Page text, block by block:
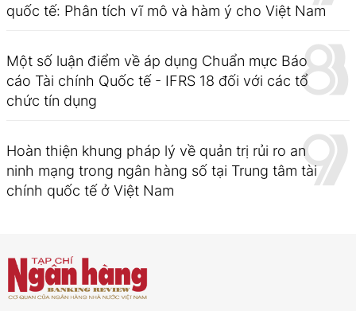
quốc tế: Phân tích vĩ mô và hàm ý cho Việt Nam
Một số luận điểm về áp dụng Chuẩn mực Báo
cáo Tài chính Quốc tế - IFRS 18 đối với các tổ
chức tín dụng
Hoàn thiện khung pháp lý về quản trị rủi ro an
ninh mạng trong ngân hàng số tại Trung tâm tài
chính quốc tế ở Việt Nam